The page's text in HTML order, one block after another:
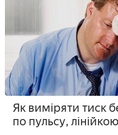
Як виміряти тиск
по пульсу,